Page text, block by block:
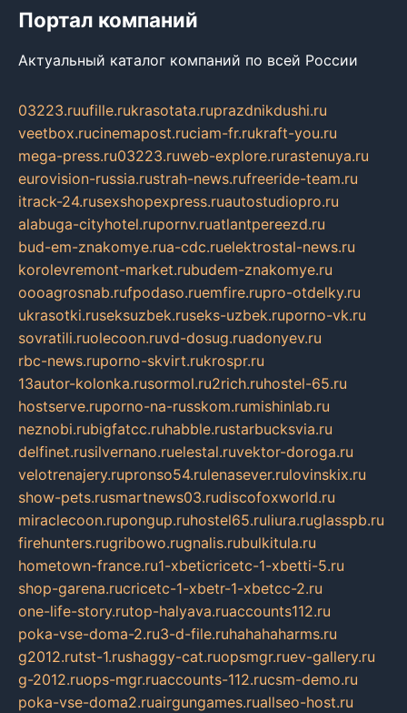
Портал компаний
Актуальный каталог компаний по всей России
03223.ruufille.rukrasotata.ruprazdnikdushi.ru
veetbox.rucinemapost.ruciam-fr.rukraft-you.ru
mega-press.ru03223.ruweb-explore.rurastenuya.ru
eurovision-russia.rustrah-news.rufreeride-team.ru
itrack-24.rusexshopexpress.ruautostudiopro.ru
alabuga-cityhotel.rupornv.ruatlantpereezd.ru
bud-em-znakomye.rua-cdc.ruelektrostal-news.ru
korolevremont-market.rubudem-znakomye.ru
oooagrosnab.rufpodaso.ruemfire.rupro-otdelky.ru
ukrasotki.ruseksuzbek.ruseks-uzbek.ruporno-vk.ru
sovratili.ruolecoon.ruvd-dosug.ruadonyev.ru
rbc-news.ruporno-skvirt.rukrospr.ru
13autor-kolonka.rusormol.ru2rich.ruhostel-65.ru
hostserve.ruporno-na-russkom.rumishinlab.ru
neznobi.rubigfatcc.ruhabble.rustarbucksvia.ru
delfinet.rusilvernano.ruelestal.ruvektor-doroga.ru
velotrenajery.rupronso54.rulenasever.rulovinskix.ru
show-pets.rusmartnews03.rudiscofoxworld.ru
miraclecoon.rupongup.ruhostel65.ruliura.ruglasspb.ru
firehunters.rugribowo.rugnalis.rubulkitula.ru
hometown-france.ru1-xbeticricetc-1-xbetti-5.ru
shop-garena.rucricetc-1-xbetr-1-xbetcc-2.ru
one-life-story.rutop-halyava.ruaccounts112.ru
poka-vse-doma-2.ru3-d-file.ruhahahaharms.ru
g2012.rutst-1.rushaggy-cat.ruopsmgr.ruev-gallery.ru
g-2012.ruops-mgr.ruaccounts-112.rucsm-demo.ru
poka-vse-doma2.ruairgungames.ruallseo-host.ru